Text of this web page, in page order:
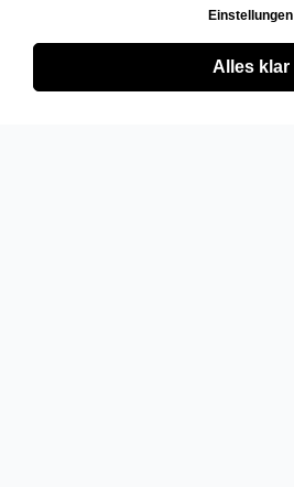
Einstellungen
Alles klar